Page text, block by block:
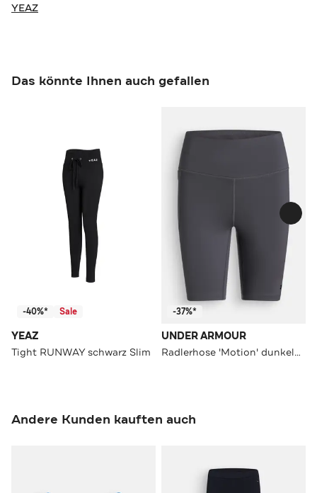
YEAZ
Das könnte Ihnen auch gefallen
-40%* Sale
YEAZ
Tight RUNWAY schwarz Slim
-37%*
UNDER ARMOUR
Radlerhose 'Motion' dunkelgrau
Andere Kunden kauften auch